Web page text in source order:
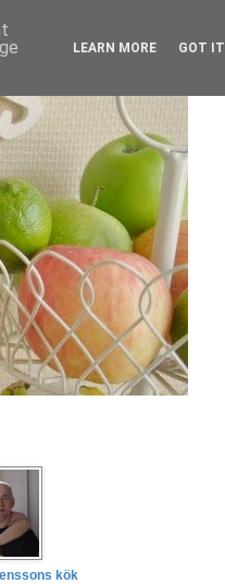
kök
LEARN MORE GOT IT